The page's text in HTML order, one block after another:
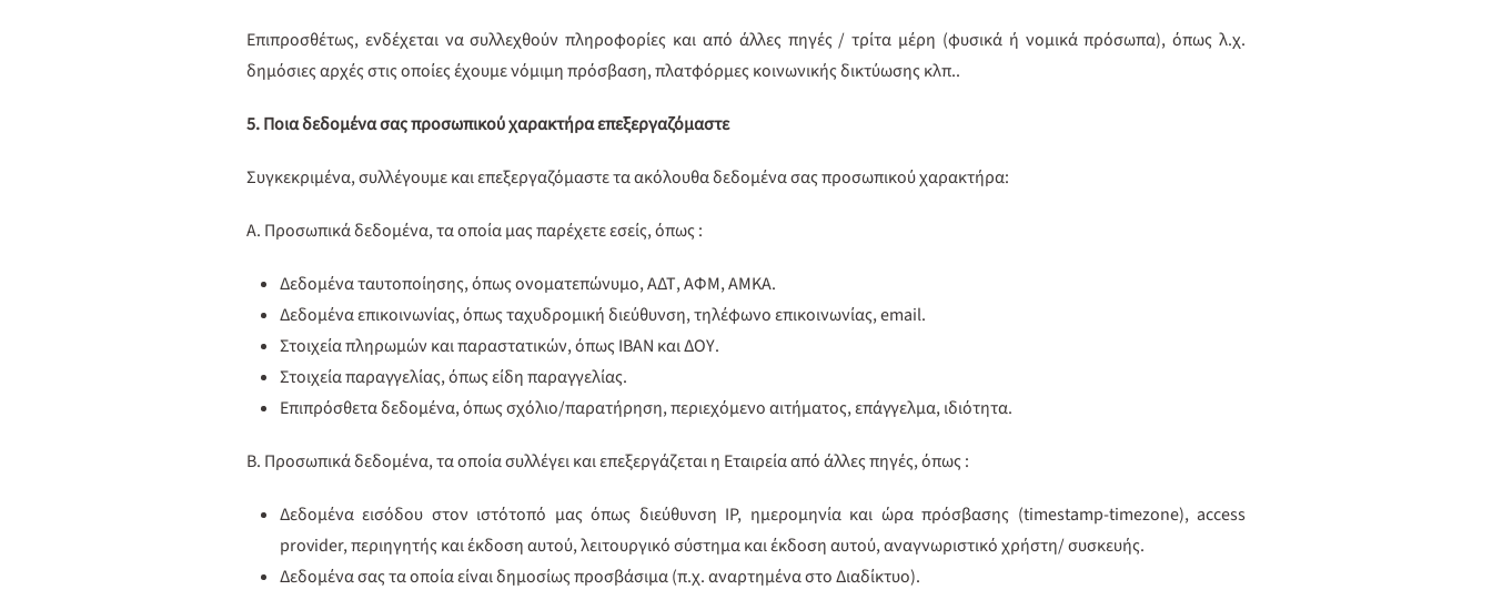
Επιπροσθέτως, ενδέχεται να συλλεχθούν πληροφορίες και από άλλες πηγές / τρίτα μέρη (φυσικά ή νομικά πρόσωπα), όπως λ.χ.
δημόσιες αρχές στις οποίες έχουμε νόμιμη πρόσβαση, πλατφόρμες κοινωνικής δικτύωσης κλπ..
5. Ποια δεδομένα σας προσωπικού χαρακτήρα επεξεργαζόμαστε
Συγκεκριμένα, συλλέγουμε και επεξεργαζόμαστε τα ακόλουθα δεδομένα σας προσωπικού χαρακτήρα:
Α. Προσωπικά δεδομένα, τα οποία μας παρέχετε εσείς, όπως :
Δεδομένα ταυτοποίησης, όπως ονοματεπώνυμο, ΑΔΤ, ΑΦΜ, ΑΜΚΑ.
Δεδομένα επικοινωνίας, όπως ταχυδρομική διεύθυνση, τηλέφωνο επικοινωνίας, email.
Στοιχεία πληρωμών και παραστατικών, όπως IBAN και ΔΟΥ.
Στοιχεία παραγγελίας, όπως είδη παραγγελίας.
Επιπρόσθετα δεδομένα, όπως σχόλιο/παρατήρηση, περιεχόμενο αιτήματος, επάγγελμα, ιδιότητα.
Β. Προσωπικά δεδομένα, τα οποία συλλέγει και επεξεργάζεται η Εταιρεία από άλλες πηγές, όπως :
Δεδομένα εισόδου στον ιστότοπό μας όπως διεύθυνση IP, ημερομηνία και ώρα πρόσβασης (timestamp-timezone), access
provider, περιηγητής και έκδοση αυτού, λειτουργικό σύστημα και έκδοση αυτού, αναγνωριστικό χρήστη/ συσκευής.
Δεδομένα σας τα οποία είναι δημοσίως προσβάσιμα (π.χ. αναρτημένα στο Διαδίκτυο).